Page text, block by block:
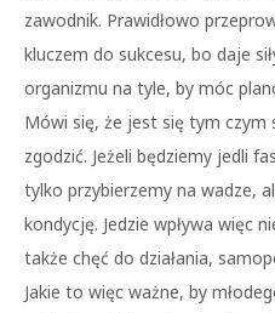
zawodnik. Prawidłowo
kluczem do sukcesu, bo daje
organizmu na tyle, by móc
Mówi się, że jest się tym czym
zgodzić. Jeżeli będziemy jedli
tylko przybierzemy na wadze,
kondycję. Jedzie wpływa więc
także chęć do działania,
Jakie to więc ważne, by